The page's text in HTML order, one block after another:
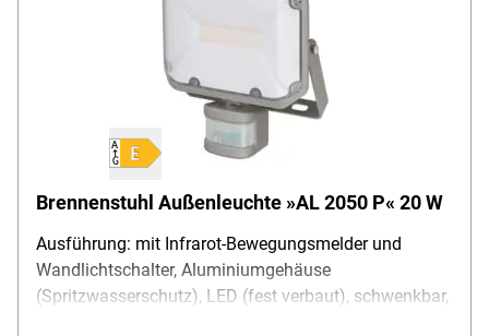
Brennenstuhl Außenleuchte »AL 2050 P« 20 W
Ausführung: mit Infrarot-Bewegungsmelder und
Wandlichtschalter, Aluminiumgehäuse
(Spritzwasserschutz), LED (fest verbaut), schwenkbar,